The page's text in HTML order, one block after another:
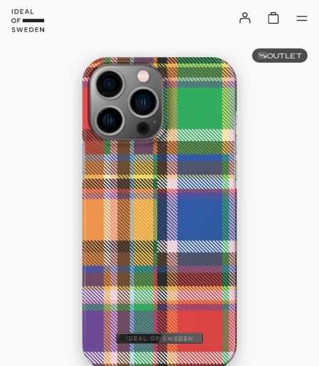
OUTLET